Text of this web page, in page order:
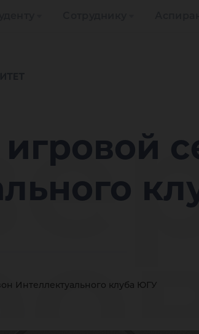
Интеллектуального клуба ЮГУ